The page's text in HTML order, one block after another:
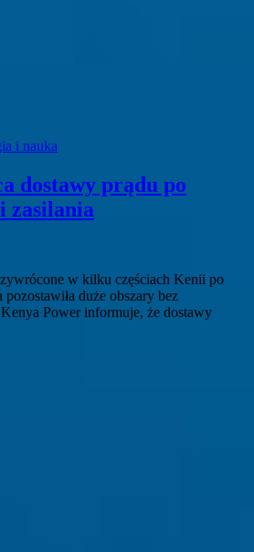
i nauka
dostawy prądu po
zasilania
w kilku częściach Kenii po
duże obszary bez
Power informuje, że dostawy